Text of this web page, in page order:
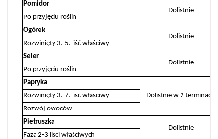
Pomidor
Dolistnie
Po przyjęciu roślin
Ogórek
Dolistnie
Rozwinięty 3.-5. liść właściwy
Seler
Dolistnie
Po przyjęciu roślin
Papryka
Dolistnie w 2 terminach
Rozwinięty 3.-7. liść właściwy
Rozwój owoców
Pietruszka
Dolistnie
Faza 2-3 liści właściwych